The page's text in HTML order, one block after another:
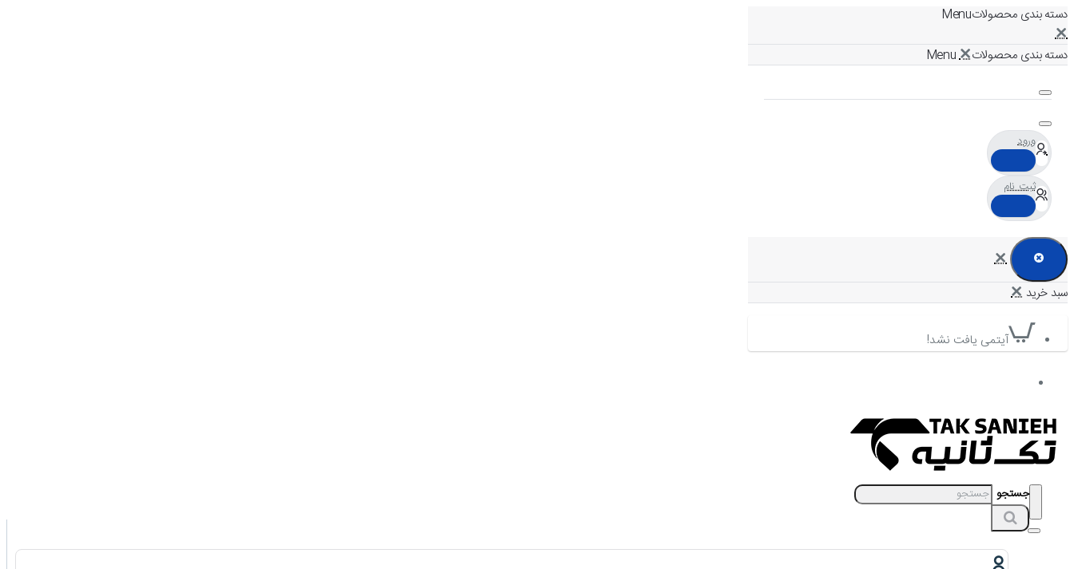
دسته بندی محصولات
دسته بندی محصولات
ورود
ثبت نام
آیتمی یافت نشد!
جستجو